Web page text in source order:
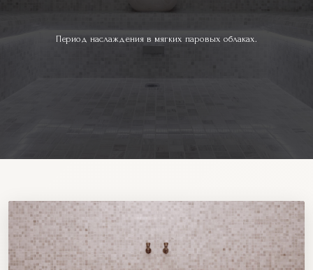
Сертификаты
Период наслаждения в мягких паровых облаках.